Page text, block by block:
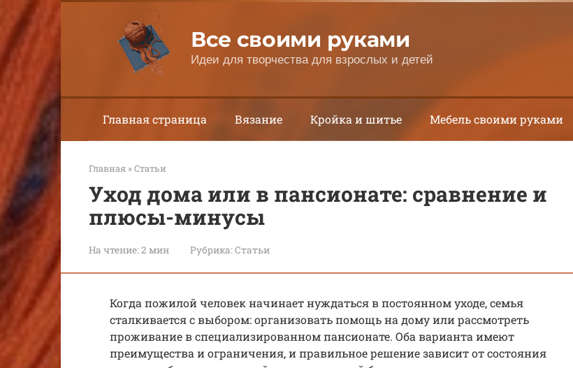
Перейти
контенту
Все своими руками
Идеи для творчества для взрослых и детей
Главная страница Вязание Кройка и шитье Мебель своими руками
Главная »Статьи
Уход дома или в пансионате: сравнение и
плюсы-минусы
На чтение:2 мин Рубрика:Статьи
Когда пожилой человек начинает нуждаться в постоянном уходе, семья
сталкивается с выбором: организовать помощь на дому или рассмотреть
проживание в специализированном пансионате. Оба варианта имеют
преимущества и ограничения, и правильное решение зависит от состояния